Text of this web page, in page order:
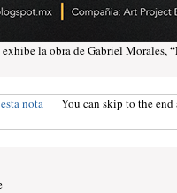
exhibe la obra de Gabriel
nota
You can skip to the